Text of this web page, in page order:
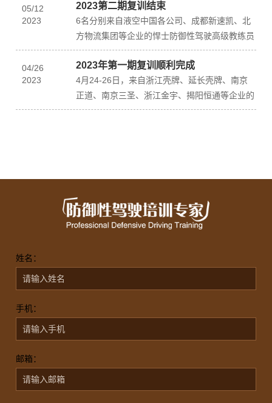
练，荣获高级...
05/12
2023
2023第二期复训结束
6名分别来自液空中国各公司、成都新速凯、北
方物流集团等企业的悍士防御性驾驶高级教练员
进行了为期2天的复训课程。12日当晚，全体复
训的教练们参...
04/26
2023
2023年第一期复训顺利完成
4月24-26日，来自浙江壳牌、延长壳牌、南京
正道、南京三圣、浙江金宇、揭阳恒通等企业的
7名悍士防御性驾驶高级教练员进行了为期3天的
姓名：
手机：
邮箱：